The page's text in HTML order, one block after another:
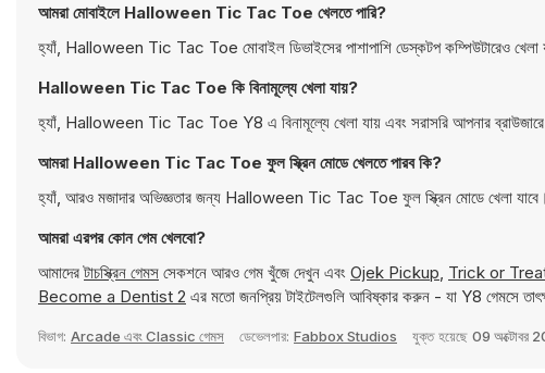
আমরা মোবাইলে Halloween Tic Tac Toe খেলতে পারি?
হ্যাঁ, Halloween Tic Tac Toe মোবাইল ডিভাইসের পাশাপাশি ডেস্কটপ কম্পিউটারেও খেলা
Halloween Tic Tac Toe কি বিনামূল্যে খেলা যায়?
হ্যাঁ, Halloween Tic Tac Toe Y8 এ বিনামূল্যে খেলা যায় এবং সরাসরি আপনার
আমরা Halloween Tic Tac Toe ফুল স্ক্রিন মোডে খেলতে পারব কি?
হ্যাঁ, আরও মজাদার অভিজ্ঞতার জন্য Halloween Tic Tac Toe ফুল স্ক্রিন মোডে খেলা যাবে।
আমরা এরপর কোন গেম খেলবো?
আমাদেরটাচস্ক্রিন গেমস সেকশনে আরও গেম খুঁজে দেখুন এবং Ojek Pickup, Trick or
Become a Dentist 2 এর মতো জনপ্রিয় টাইটেলগুলি আবিষ্কার করুন - যা Y8 গেমসে
বিভাগ: Arcade এবং Classic গেমস ডেভেলপার: Fabbox Studios যুক্ত হয়েছে 09 অক্টোবর